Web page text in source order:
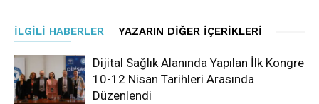
İLGILI HABERLER YAZARIN DIĞER İÇERIKLERI
Dijital Sağlık Alanında Yapılan İlk Kongre
10-12 Nisan Tarihleri Arasında
Düzenlendi